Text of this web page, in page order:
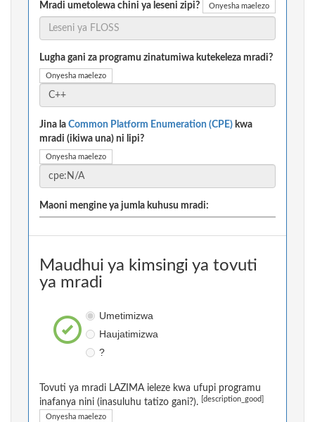
Mradi umetolewa chini ya leseni zipi? Onyesha maelezo
Lugha gani za programu zinatumiwa kutekeleza mradi?
Onyesha maelezo
Jina la Common Platform Enumeration (CPE) kwa
mradi (ikiwa una) ni lipi?
Onyesha maelezo
Maoni mengine ya jumla kuhusu mradi:
Maudhui ya kimsingi ya tovuti
ya mradi
Umetimizwa
Haujatimizwa
?
Tovuti ya mradi LAZIMA ieleze kwa ufupi programu
inafanya nini (inasuluhu tatizo gani?).
[description_good]
Onyesha maelezo